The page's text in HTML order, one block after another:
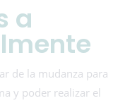
a
de la mudanza para
y poder realizar el